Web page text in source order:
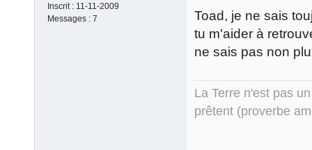
Inscrit : 11-11-2009
Messages : 7
Toad, je ne sais
tu m'aider à
ne sais pas non
La Terre n'est pas
prêtent (proverbe